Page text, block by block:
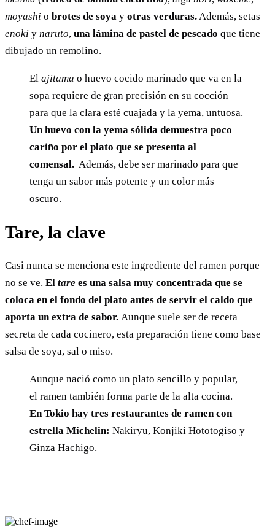
moyashi o brotes de soya y otras verduras. Además, setas
enoki y naruto, una lámina de pastel de pescado que tiene
dibujado un remolino.
El ajitama o huevo cocido marinado que va en la
sopa requiere de gran precisión en su cocción
para que la clara esté cuajada y la yema, untuosa.
Un huevo con la yema sólida demuestra poco
cariño por el plato que se presenta al
comensal. Además, debe ser marinado para que
tenga un sabor más potente y un color más
oscuro.
Tare, la clave
Casi nunca se menciona este ingrediente del ramen porque
no se ve. El tare es una salsa muy concentrada que se
coloca en el fondo del plato antes de servir el caldo que
aporta un extra de sabor. Aunque suele ser de receta
secreta de cada cocinero, esta preparación tiene como base
salsa de soya, sal o miso.
Aunque nació como un plato sencillo y popular,
el ramen también forma parte de la alta cocina.
En Tokio hay tres restaurantes de ramen con
estrella Michelin: Nakiryu, Konjiki Hototogiso y
Ginza Hachigo.